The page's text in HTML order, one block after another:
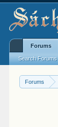
Forums
Forums
Search Forums